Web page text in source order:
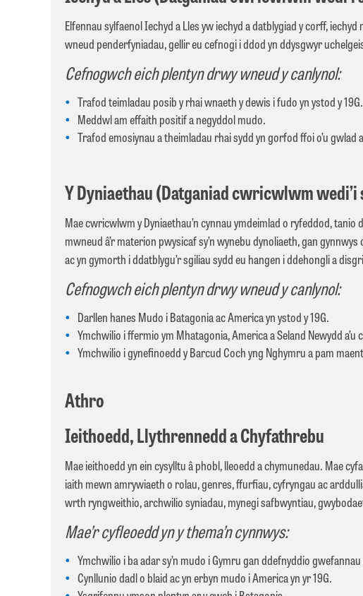
Elfennau sylfaenol Iechyd a Lles yw iechyd a datblygiad y corff,
wneud penderfyniadau, gellir eu cefnogi i ddod yn ddysgwyr
Cefnogwch eich plentyn drwy wneud y canlynol:
Trafod teimladau posib y rhai wnaeth y dewis i fudo yn ystod y 19G.
Meddwl am effaith positif a negyddol mudo.
Trafod emosiynau a theimladau rhai sydd yn gorfod ffoi o’u gwlad
Y Dyniaethau (Datganiad cwricwlwm
Mae cwricwlwm y Dyniaethau’ncynnauymdeimlad o ryfeddod,tanio
mwneudâ’rmaterion pwysicafsy’nwynebudynoliaeth,gangynnwys
ac yngymorth iddatblygu’rsgiliausyddeu hangen iddehongli a
Cefnogwch eich plentyn drwy wneud y canlynol:
Darllen hanes Mudo i Batagonia ac America yn ystod y 19G.
Ymchwilio i ffermio ym Mhatagonia, America a Seland Newydd
Ymchwilio i gynefinoedd y Barcud Coch yng Nghymru a pam
Athro
Ieithoedd, Llythrennedd a Chyfathrebu
Mae ieithoedd yn ein cysylltu â phobl, lleoedd a chymunedau. Mae
iaith mewn amrywiaeth o rolau, genres, ffurfiau, cyfryngau ac
wrth ryngweithio, archwilio syniadau, mynegi safbwyntiau,
Mae’r cyfleoedd yn y thema’n cynnwys:
Ymchwilio i ba adar sy’n mudo i Gymru gan ddefnyddio
Cynllunio dadl o blaid ac yn erbyn mudo i America yn yr 19G.